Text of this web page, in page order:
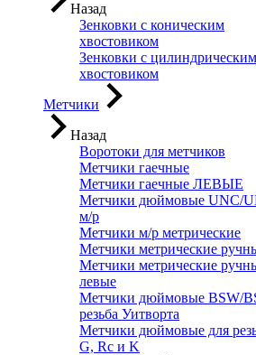
Назад
Зенковки с коническим
хвостовиком
Зенковки с цилиндрическим
хвостовиком
Метчики
Назад
Воротоки для метчиков
Метчики гаечные
Метчики гаечные ЛЕВЫЕ
Метчики дюймовые UNC/
м/р
Метчики м/р метрические
Метчики метрические
Метчики метрические
левые
Метчики дюймовые BSW/
резьба Уитворта
Метчики дюймовые для
G, Rc и K